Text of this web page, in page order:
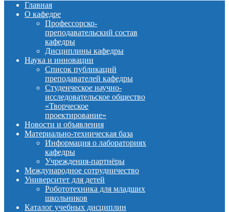
Главная
О кафедре
Профессорско-
преподавательский состав
кафедры
Дисциплины кафедры
Наука и инновации
Список публикаций
преподавателей кафедры
Студенческое научно-
исследовательское общество
«Творческое
проектирование»
Новости и объявления
Материально-техническая база
Информация о лабораториях
кафедры
Учреждения-партнёры
Международное сотрудничество
Университет для детей
Робототехника для младших
школьников
Каталог учебных дисциплин